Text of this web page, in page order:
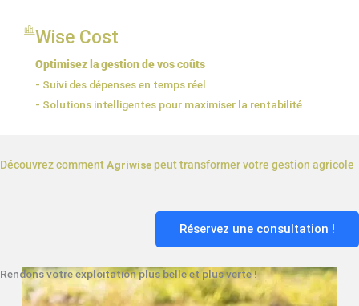
Wise Cost
Optimisez la gestion de vos coûts
- Suivi des dépenses en temps réel
- Solutions intelligentes pour maximiser la rentabilité
Découvrez commentAgriwise peut transformer votre gestion agricole
Réservez une consultation !
Rendons votre exploitation plus belle et plus verte !